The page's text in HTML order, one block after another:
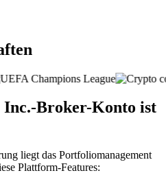
Inc.-Broker-Konto ist
liegt das Portfoliomanagement
Plattform-Features: